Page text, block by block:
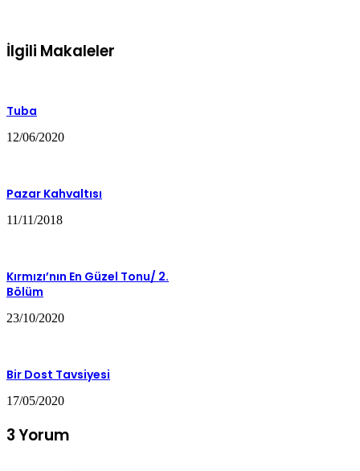
İlgili Makaleler
Tuba
12/06/2020
Pazar Kahvaltısı
11/11/2018
Kırmızı’nın En Güzel Tonu/ 2.
Bölüm
23/10/2020
Bir Dost Tavsiyesi
17/05/2020
3 Yorum